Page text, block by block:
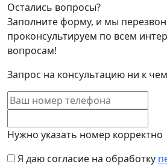
Остались вопросы?
Заполните форму, и мы
проконсультируем по всем
вопросам!
Запрос на консультацию ни к
Нужно указать номер корректно
Я даю согласие на обработку